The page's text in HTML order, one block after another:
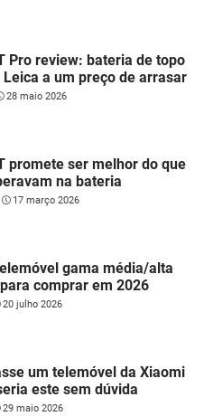
Pro review: bateria de topo
a um preço de arrasar
28 maio 2026
promete ser melhor do que
na bateria
17 março 2026
gama média/alta
comprar em 2026
20 julho 2026
um telemóvel da Xiaomi
este sem dúvida
29 maio 2026